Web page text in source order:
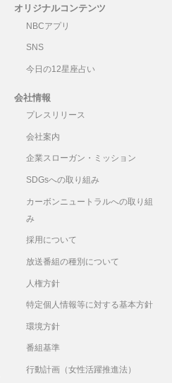
オリジナルコンテンツ
NBCアプリ
SNS
今日の12星座占い
会社情報
プレスリリース
会社案内
企業スローガン・ミッション
SDGsへの取り組み
カーボンニュートラルへの取り組
み
採用について
放送番組の種別について
人権方針
特定個人情報等に対する基本方針
環境方針
番組基準
行動計画（女性活躍推進法）